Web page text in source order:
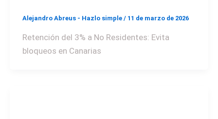
Alejandro Abreus - Hazlo simple / 11 de marzo de 2026
Retención del 3% a No Residentes: Evita
bloqueos en Canarias